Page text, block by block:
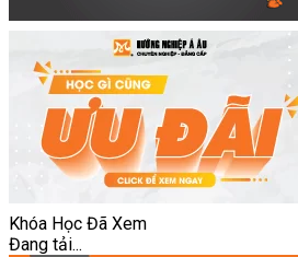
Khóa Học Đã Xem
Đang tải...